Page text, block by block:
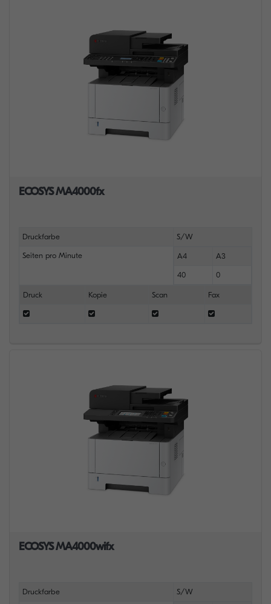
ECOSYS MA4000fx
Druckfarbe S/W
Seiten pro Minute A4 A3
40 0
Druck Kopie Scan Fax
ECOSYS MA4000wifx
Druckfarbe S/W